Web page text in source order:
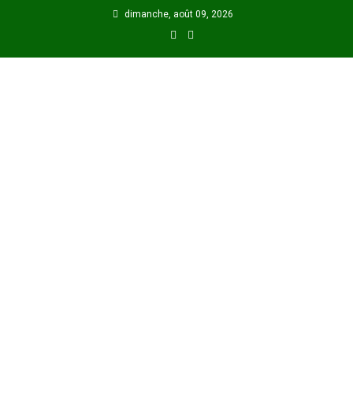
dimanche, août 09, 2026